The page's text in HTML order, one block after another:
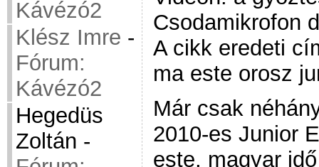
Kávézó2
Klész Imre -
Fórum:
Kávézó2
Hegedüs
Zoltán -
Csodamikrofon
A cikk eredeti
ma este orosz
Már csak
2010-es Junior
este, magyar